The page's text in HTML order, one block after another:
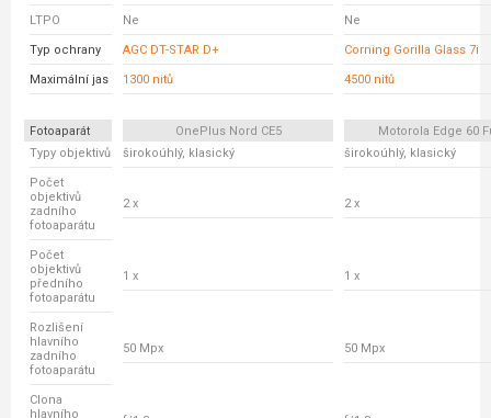
LTPO Ne Ne
Typ ochrany AGC DT-STAR D+ Corning Gorilla Glass 7i
Maximální jas 1300 nitů 4500 nitů
Fotoaparát OnePlus Nord CE5
Motorola Edge 60
Typy objektivů
širokoúhlý, klasický širokoúhlý, klasický
Počet
objektivů
zadního
fotoaparátu
2 x 2 x
Počet
objektivů
předního
fotoaparátu
1 x 1 x
Rozlišení
hlavního
zadního
fotoaparátu
50 Mpx 50 Mpx
Clona
hlavního